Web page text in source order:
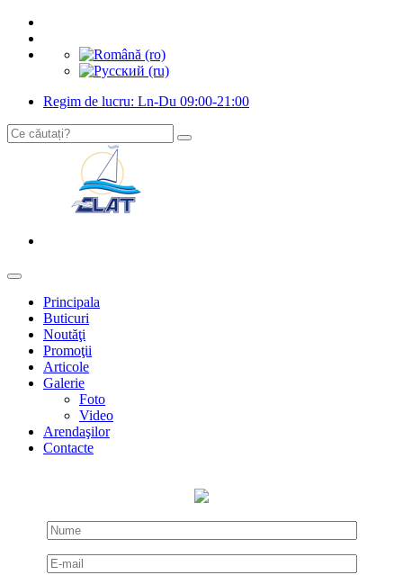
Regim de lucru: Ln-Du 09:00-21:00
Principala
Buticuri
Noutăţi
Promoţii
Articole
Galerie
Foto
Video
Arendaşilor
Contacte